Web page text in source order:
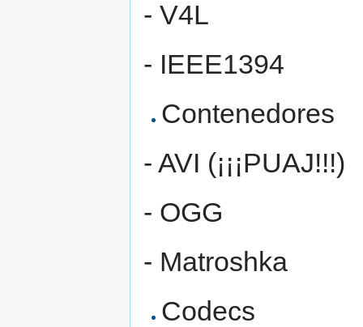
- V4L
- IEEE1394
Contenedores
- AVI (¡¡¡PUAJ!!!)
- OGG
- Matroshka
Codecs